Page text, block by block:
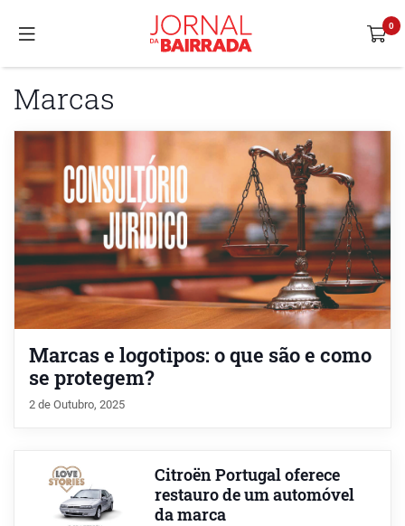
Marcas
Marcas e logotipos: o que são e como
se protegem?
2 de Outubro, 2025
Citroën Portugal oferece
restauro de um automóvel
da marca